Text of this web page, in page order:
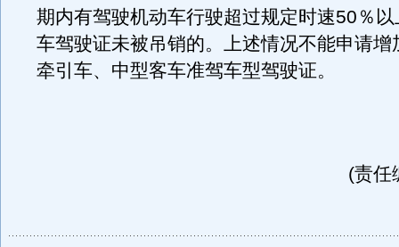
期内有驾驶机动车行驶超过规定时速50％
车驾驶证未被吊销的。上述情况不能申请增
牵引车、中型客车准驾车型驾驶证。
(责任